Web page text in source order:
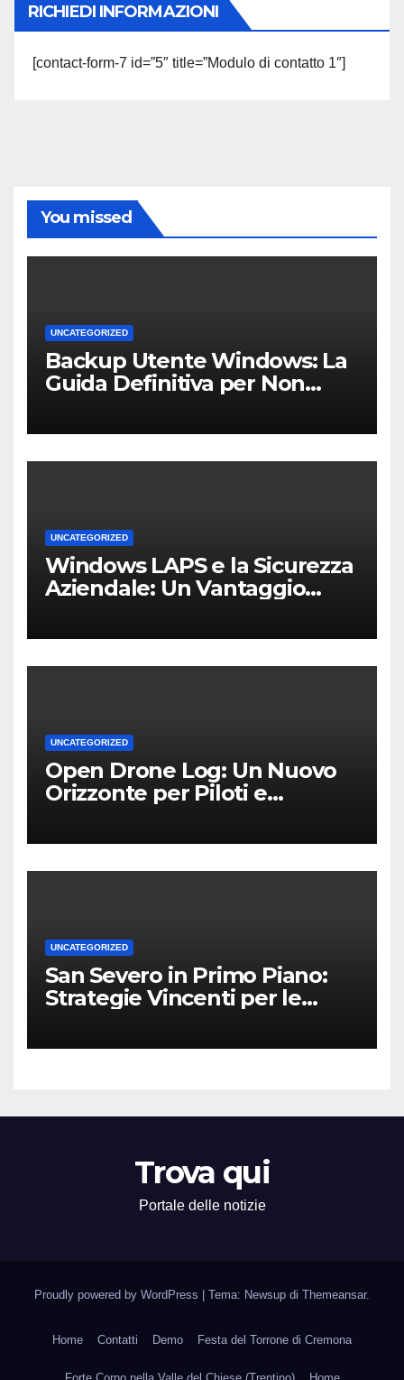
RICHIEDI INFORMAZIONI
[contact-form-7 id=”5″ title=”Modulo di contatto 1″]
You missed
UNCATEGORIZED
Backup Utente Windows: La
Guida Definitiva per Non
Casa o dell’Ufficio
UNCATEGORIZED
Windows LAPS e la Sicurezza
Aziendale: Un Vantaggio
UNCATEGORIZED
Open Drone Log: Un Nuovo
Orizzonte per Piloti e
UNCATEGORIZED
San Severo in Primo Piano:
Strategie Vincenti per le
Territorio
Trova qui
Portale delle notizie
Proudly powered by WordPress | Tema: Newsup di Themeansar.
Home Contatti Demo Festa del Torrone di Cremona
Forte Corno nella Valle del Chiese (Trentino) Home